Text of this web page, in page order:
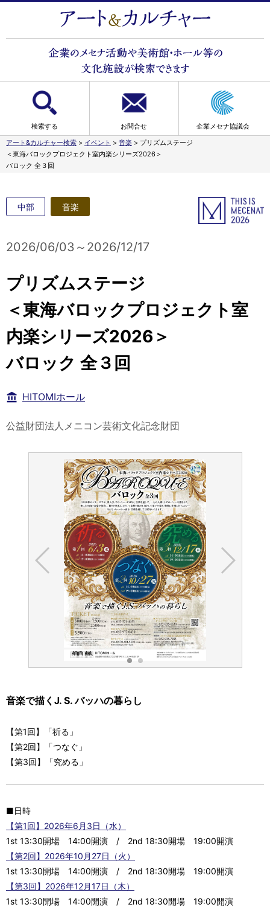
検索する お問合せ
企業メセナ協議会
アート&カルチャー検索 > イベント > 音楽 > プリズムステージ
＜東海バロックプロジェクト室内楽シリーズ2026＞
バロック 全３回
中部 音楽
2026/06/03～2026/12/17
プリズムステージ
＜東海バロックプロジェクト室
内楽シリーズ2026＞
バロック 全３回
HITOMIホール
公益財団法人メニコン芸術文化記念財団
音楽で描くJ. S. バッハの暮らし
【第1回】「祈る」
【第2回】「つなぐ」
【第3回】「究める」
■日時
【第1回】2026年6月3日（水）
1st 13:30開場 14:00開演 / 2nd 18:30開場 19:00開演
【第2回】2026年10月27日（火）
1st 13:30開場 14:00開演 / 2nd 18:30開場 19:00開演
【第3回】2026年12月17日（木）
1st 13:30開場 14:00開演 / 2nd 18:30開場 19:00開演